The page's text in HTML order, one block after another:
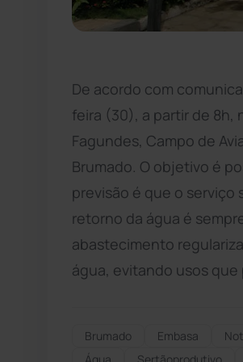
De acordo com
feira (30), a partir de 8h,
Fagundes, Campo de
Brumado. O objetivo é
previsão é que o serviço
retorno da água é
abastecimento
água, evitando usos
Brumado Embasa